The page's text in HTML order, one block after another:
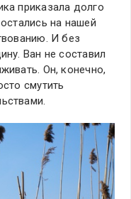
приказала долго
на нашей
И без
Ван не составил
Он, конечно,
смутить